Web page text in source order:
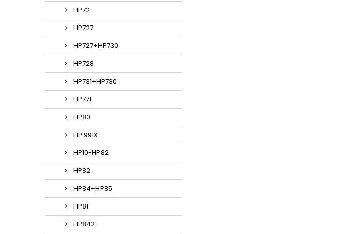
HP72
HP727
HP727+HP730
HP728
HP731+HP730
HP771
HP80
HP 991X
HP10-HP82
HP82
HP84+HP85
HP81
HP842